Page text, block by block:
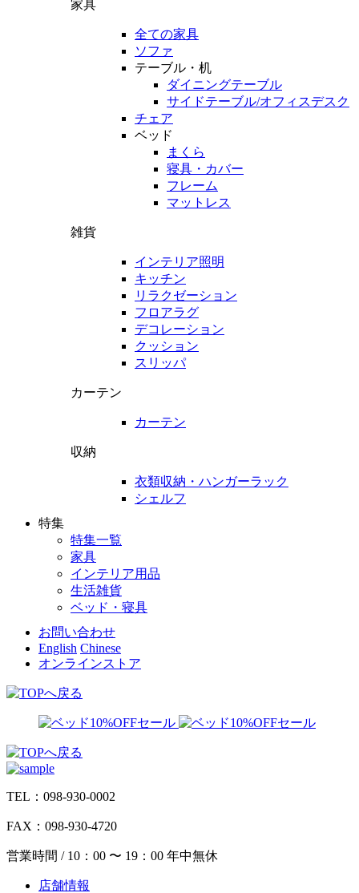
家具
全ての家具
ソファ
テーブル・机
ダイニングテーブル
サイドテーブル/オフィスデスク
チェア
ベッド
まくら
寝具・カバー
フレーム
マットレス
雑貨
インテリア照明
キッチン
リラクゼーション
フロアラグ
デコレーション
クッション
スリッパ
カーテン
カーテン
収納
衣類収納・ハンガーラック
シェルフ
特集
特集一覧
家具
インテリア用品
生活雑貨
ベッド・寝具
お問い合わせ
English Chinese
オンラインストア
TEL：098-930-0002
FAX：098-930-4720
営業時間 / 10：00 〜 19：00 年中無休
店舗情報